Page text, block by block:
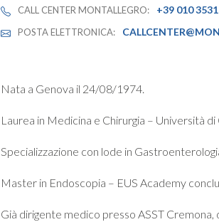
CALL CENTER MONTALLEGRO: +39 010
POSTA ELETTRONICA:
Nata a Genova il 24/08/1974.
Laurea in Medicina e Chirurgia – Università
Specializzazione con lode in
Master in Endoscopia – EUS Academy
Già dirigente medico presso ASST Cremona,